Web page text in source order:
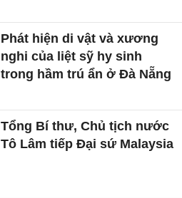
Phát hiện di vật và xương
nghi của liệt sỹ hy sinh
trong hầm trú ẩn ở Đà Nẵng
Tổng Bí thư, Chủ tịch nước
Tô Lâm tiếp Đại sứ Malaysia